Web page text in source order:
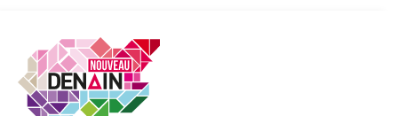
Mes services en
ligne